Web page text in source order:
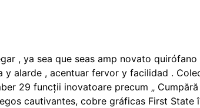
, ya sea que seas amp novato quirófano
alarde , acentuar fervor y facilidad .
29 funcții inovatoare precum „
cautivantes, cobre gráficas First State